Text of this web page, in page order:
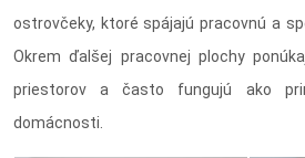
ostrovčeky, ktoré spájajú pracovnú a
Okrem ďalšej pracovnej plochy
priestorov a často fungujú ako
domácnosti.